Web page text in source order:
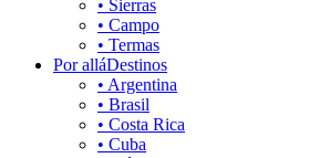
• Sierras
• Campo
• Termas
Por alláDestinos
• Argentina
• Brasil
• Costa Rica
• Cuba